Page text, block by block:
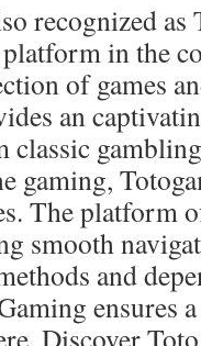
recognized
in the
of games
an
classic
gaming,
The platform
smooth
and
ensures
Discover